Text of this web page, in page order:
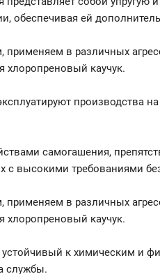
обеспечивая ей
в различных
хлоропреновый каучук.
производства
самогашения,
с высокими требованиями
в различных
хлоропреновый каучук.
к химическим и
службы.